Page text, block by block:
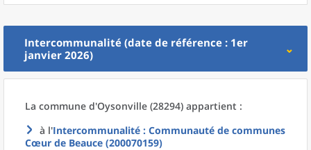
Intercommunalité (date de référence : 1er
janvier 2026)
La commune d'Oysonville (28294) appartient :
à l'Intercommunalité : Communauté de communes
Cœur de Beauce (200070159)